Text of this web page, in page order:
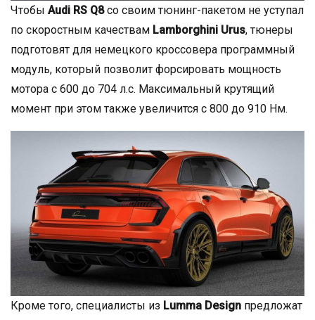
Чтобы Audi RS Q8со своим тюнинг-пакетом не уступал
по скоростным качествам Lamborghini Urus, тюнеры
подготовят для немецкого кроссовера программный
модуль, который позволит форсировать мощность
мотора с 600 до 704 л.с. Максимальный крутящий
момент при этом также увеличится с 800 до 910 Нм.
Кроме того, специалисты из Lumma Design предложат